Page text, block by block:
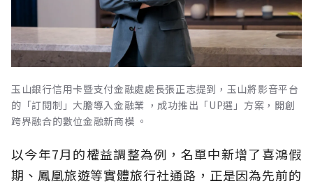
玉山銀行信用卡暨支付金融處處長張正志提到，玉山將影音平台
的「訂閱制」大膽導入金融業 ，成功推出「UP選」方案，開創
跨界融合的數位金融新商模 。
以今年7月的權益調整為例，名單中新增了喜鴻假
期、鳳凰旅遊等實體旅行社通路，正是因為先前的